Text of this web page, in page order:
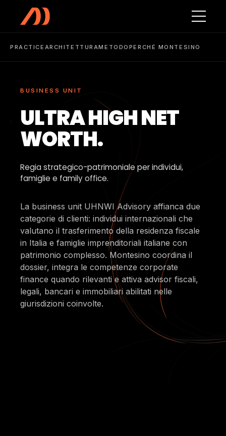
PRACTICE ARCHITETTURAMETODO PERCHÉ MONTESINO
BUSINESS UNIT
ULTRA HIGH NET
WORTH.
Regia strategico-patrimoniale per individui,
famiglie e family office.
La business unit UHNWI Advisory affianca due
categorie di clienti: individui internazionali che
valutano il trasferimento della residenza fiscale
in Italia e famiglie imprenditoriali italiane con
patrimonio complesso. Montesino coordina il
dossier, integra le competenze corporate
finance quando rilevanti e attiva advisor fiscali,
legali, bancari e immobiliari abilitati nelle
giurisdizioni coinvolte.